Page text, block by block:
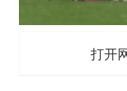
打开